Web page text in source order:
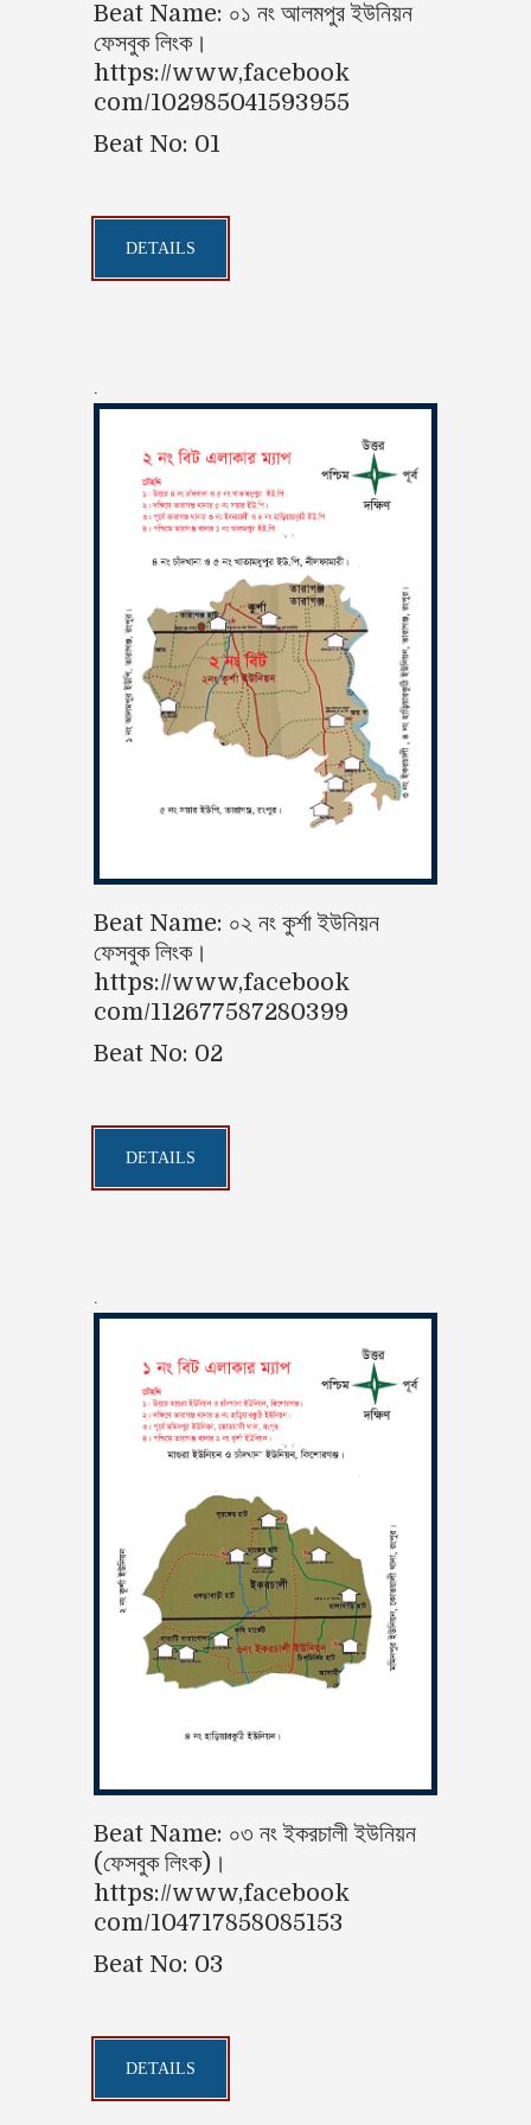
Beat Name: ০১ নং আলমপুর ইউনিয়ন
ফেসবুক লিংক।
https://www,facebook
com/102985041593955
Beat No: 01
DETAILS
.
Beat Name: ০২ নং কুর্শা ইউনিয়ন
ফেসবুক লিংক।
https://www,facebook
com/112677587280399
Beat No: 02
DETAILS
.
Beat Name: ০৩ নং ইকরচালী ইউনিয়ন
(ফেসবুক লিংক)।
https://www,facebook
com/104717858085153
Beat No: 03
DETAILS